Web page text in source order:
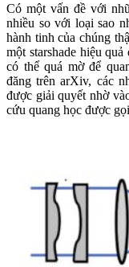
Có một vấn đề với
nhiều so với loại sao
hành tinh của chúng
một starshade hiệu
có thể quá mờ để
đăng trên arXiv, các
được giải quyết nhờ
cứu quang học được